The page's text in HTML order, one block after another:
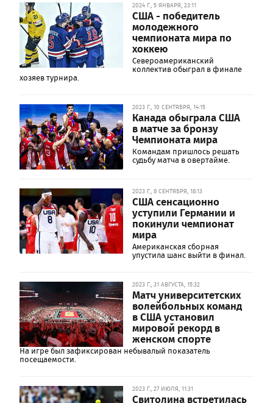
2024 Г., 5 ЯНВАРЯ, 23:11
США - победитель
молодежного
чемпионата мира по
хоккею
Североамериканский
коллектив обыграл в финале
хозяев турнира.
2023 Г., 10 СЕНТЯБРЯ, 14:15
Канада обыграла США
в матче за бронзу
Чемпионата мира
Командам пришлось решать
судьбу матча в овертайме.
2023 Г., 8 СЕНТЯБРЯ, 18:13
США сенсационно
уступили Германии и
покинули чемпионат
мира
Американская сборная
упустила шанс выйти в финал.
2023 Г., 31 АВГУСТА, 15:32
Матч университетских
волейбольных команд
в США установил
мировой рекорд в
женском спорте
На игре был зафиксирован небывалый показатель
посещаемости.
2023 Г., 27 ИЮЛЯ, 11:31
Свитолина встретилась